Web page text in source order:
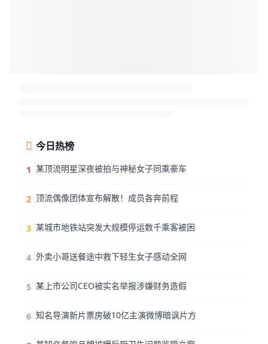
今日热榜
1 某顶流明星深夜被拍与神秘女子同乘豪车
2 顶流偶像团体宣布解散！成员各奔前程
3 某城市地铁站突发大规模停运数千乘客被困
4 外卖小哥送餐途中救下轻生女子感动全网
5 某上市公司CEO被实名举报涉嫌财务造假
6 知名导演新片票房破10亿主演微博暗讽片方